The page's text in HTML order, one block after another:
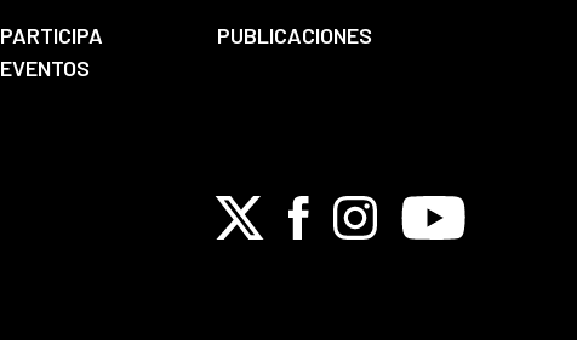
PARTICIPA
PUBLICACIONES
EVENTOS
X FacebookInstagramYoutube